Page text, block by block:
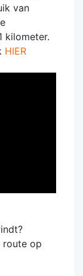
van
kilometer.
HIER
route op